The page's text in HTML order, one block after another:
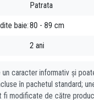
Patrata
baie 80 - 89 cm
2 ani
un caracter informativ și
în pachetul standard;
fi modificate de către